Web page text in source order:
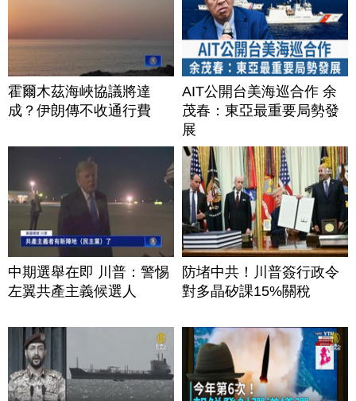
霍爾木茲海峽協議將達
成？伊朗傳不收通行費
AIT公開台美海巡合作 余
茂春：東亞最重要局勢發
展
中期選舉在即 川普：警惕
左翼共產主義候選人
防堵中共！川普簽行政令
對多晶矽課15%關稅